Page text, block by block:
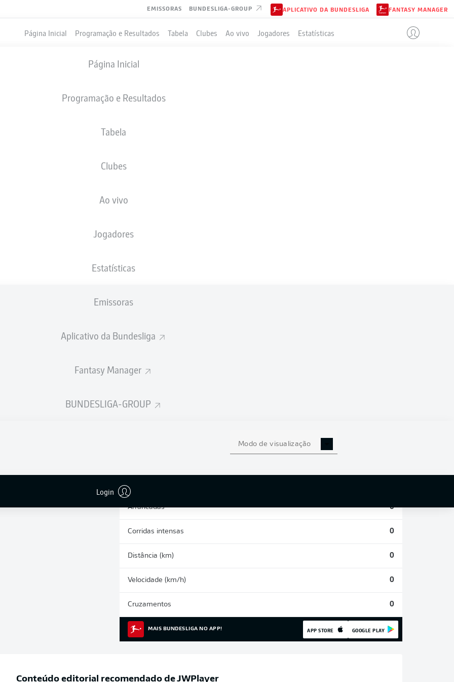
EMISSORAS BUNDESLIGA-GROUP APLICATIVO DA BUNDESLIGA FANTASY MANAGER
Página Inicial Programação e Resultados Tabela Clubes Ao vivo Jogadores Estatísticas
Página Inicial
Programação e Resultados
Tabela
Clubes
Ao vivo
Jogadores
Estatísticas
Emissoras
Aplicativo da Bundesliga
Fantasy Manager
BUNDESLIGA-GROUP
Modo de visualização
Login
01.07.2006
DA TEMPORADA 2026/2027
Arrancadas 0
Corridas intensas 0
Distância (km) 0
Velocidade (km/h) 0
Cruzamentos 0
MAIS BUNDESLIGA NO APP! APP STORE GOOGLE PLAY
Conteúdo editorial recomendado deJWPlayer